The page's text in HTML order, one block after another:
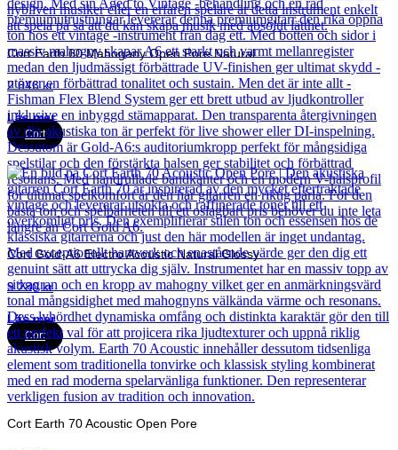
Cort Earth 60 Mahogany Open Pore Natural
2 846kr
Läs mer
Cort
Cort Gold-A6 Electro Acoustic Natural Glossy
9 280kr
Läs mer
Cort
Cort Earth 70 Acoustic Open Pore